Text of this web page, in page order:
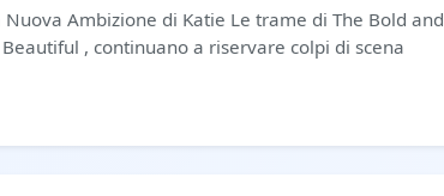
Ambizione di Katie Le trame di The Bold and
, continuano a riservare colpi di scena